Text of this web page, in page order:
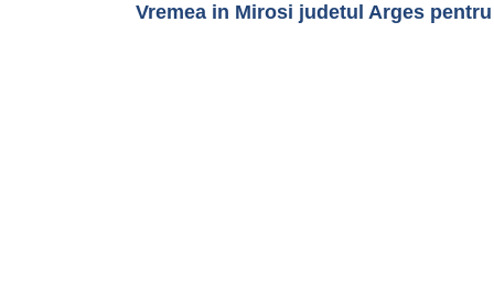
Vremea in Mirosi judetul Arges